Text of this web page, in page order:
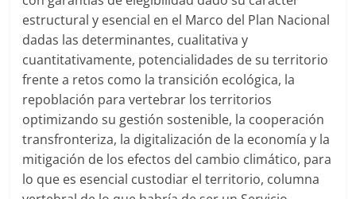
estructural y esencial en el Marco del Plan Nacional
dadas las determinantes, cualitativa y
cuantitativamente, potencialidades de su territorio
frente a retos como la transición ecológica, la
repoblación para vertebrar los territorios
optimizando su gestión sostenible, la cooperación
transfronteriza, la digitalización de la economía y la
mitigación de los efectos del cambio climático, para
lo que es esencial custodiar el territorio, columna